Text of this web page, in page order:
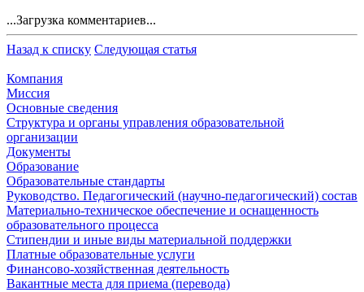
...Загрузка комментариев...
Назад к списку Следующая статья
Компания
Миссия
Основные сведения
Структура и органы управления образовательной
организации
Документы
Образование
Образовательные стандарты
Руководство. Педагогический (научно-педагогический) состав
Материально-техническое обеспечение и оснащенность
образовательного процесса
Стипендии и иные виды материальной поддержки
Платные образовательные услуги
Финансово-хозяйственная деятельность
Вакантные места для приема (перевода)